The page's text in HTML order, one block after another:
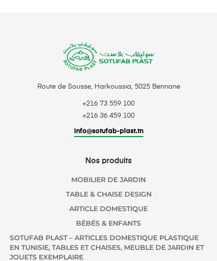
Route de Sousse, Harkoussia, 5025 Bennane
+216 73 559 100
+216 36 459 100
info@sotufab-plast.tn
Nos produits
MOBILIER DE JARDIN
TABLE & CHAISE DESIGN
ARTICLE DOMESTIQUE
BÉBÉS & ENFANTS
SOTUFAB PLAST – ARTICLES DOMESTIQUE PLASTIQUE
EN TUNISIE, TABLES ET CHAISES, MEUBLE DE JARDIN ET
JOUETS EXEMPLAIRE